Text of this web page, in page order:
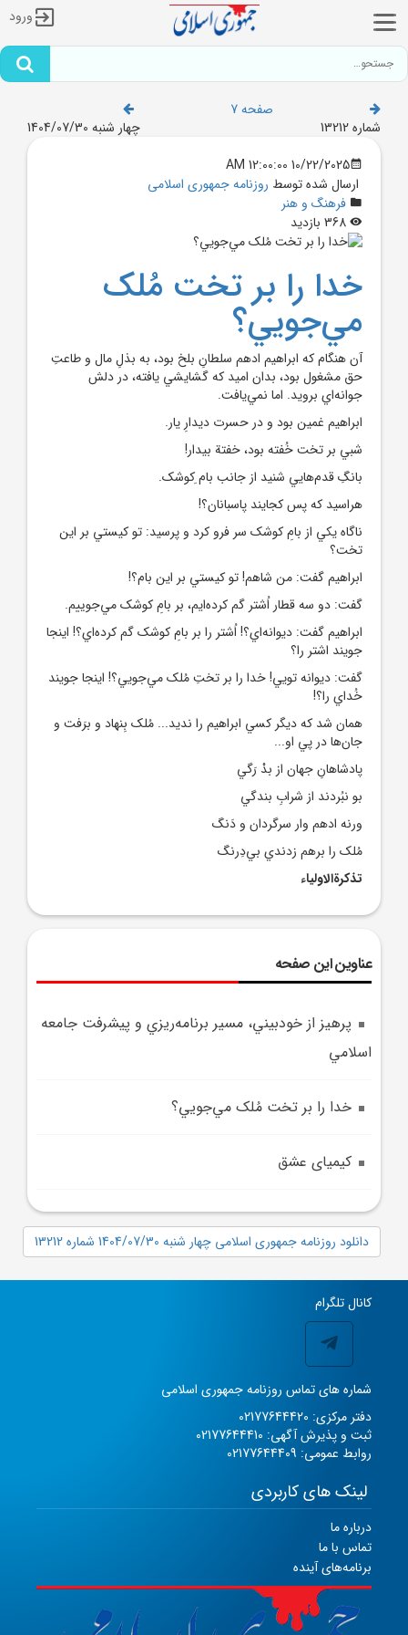
ورود
صفحه 7
شماره 13212
چهار شنبه 1404/07/30
10/22/2025 12:00:00 AM
ارسال شده توسط روزنامه جمهوری اسلامی
فرهنگ و هنر
خدا را بر تخت مُلک
مي‌جويي؟
آن هنگام که ابراهيم ادهم سلطانِ بلخ بود، به بذلِ مال و طاعتِ
حق مشغول بود، بدان اميد که گشايشي يافته، در دلش
جوانه‌اي برويد. اما نمي‌يافت.
ابراهيم غمين بود و در حسرت ديدارِ يار.
شبي بر تخت خُفته بود، خفتة بيدار!
بانگِ قدم‌هايي شنيد از جانب بام ِکوشک.
هراسيد که پس کجايند پاسبانان؟!
ناگاه يکي از بامِ کوشک سر فرو کرد و پرسيد: تو کيستي بر اين
تخت؟
ابراهيم گفت: من شاهم! تو کيستي بر اين بام؟!
گفت: دو سه قطار اُشتر گم کرده‌ايم، بر بامِ کوشک مي‌جوييم.
ابراهيم گفت: ديوانه‌اي؟! اُشتر را بر بامِ کوشک گم کرده‌اي؟! اينجا
جويند اشتر را؟
گفت: ديوانه تويي! خدا را بر تختِ مُلک مي‌جويي؟! اينجا جويند
خُداي را؟!
همان شد که ديگر کسي ابراهيم را نديد... مُلک بِنهاد و برَفت و
جان‌ها در پي او...
پادشاهانِ جهان از بدْ رَگي
بو نبُردند از شرابِ بندگي
ورنه ادهم وار سرگردان و دَنگ
مُلک را برهم زدندي بي‌دِرنگ
تذکرة‌الاولياء
عناوین این صفحه
پرهيز از خودبيني، مسير برنامه‌ريزي و پيشرفت جامعه
اسلامي
خدا را بر تخت مُلک مي‌جويي؟
کیمیای عشق
دانلود روزنامه جمهوری اسلامی چهار شنبه 1404/07/30 شماره 13212
کانال تلگرام
شماره های تماس روزنامه جمهوری اسلامی
دفتر مرکزی: 02177644420
ثبت و پذیرش آگهی: 02177644410
روابط عمومی: 02177644409
لینک های کاربردی
درباره ما
تماس با ما
برنامه‌های آینده